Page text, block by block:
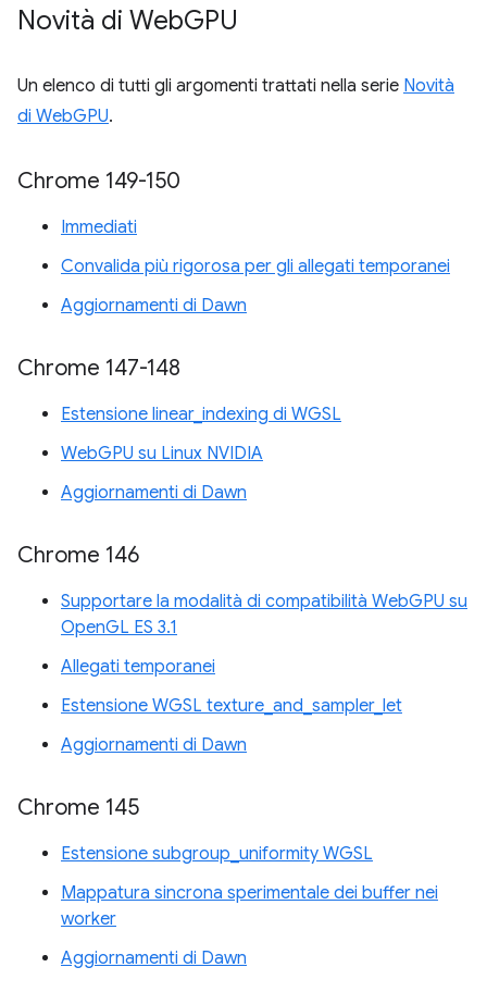
Novità di WebGPU
Un elenco di tutti gli argomenti trattati nella serie Novità
di WebGPU.
Chrome 149-150
Immediati
Convalida più rigorosa per gli allegati temporanei
Aggiornamenti di Dawn
Chrome 147-148
Estensione linear_indexing di WGSL
WebGPU su Linux NVIDIA
Aggiornamenti di Dawn
Chrome 146
Supportare la modalità di compatibilità WebGPU su
OpenGL ES 3.1
Allegati temporanei
Estensione WGSL texture_and_sampler_let
Aggiornamenti di Dawn
Chrome 145
Estensione subgroup_uniformity WGSL
Mappatura sincrona sperimentale dei buffer nei
worker
Aggiornamenti di Dawn